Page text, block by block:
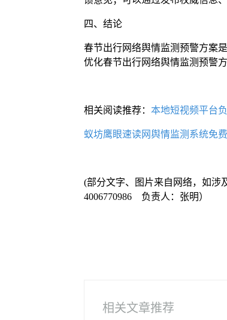
四、结论
春节出行网络舆情监测预警方案
优化春节出行网络舆情监测预警
相关阅读推荐： 本地短视频平台
蚁坊鹰眼速读网舆情监测系统免费
(部分文字、图片来自网络，如涉
4006770986 负责人：张明）
相关文章推荐